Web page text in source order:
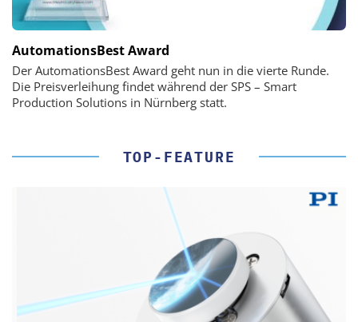
AutomationsBest Award
Der AutomationsBest Award geht nun in die vierte Runde.
Die Preisverleihung findet während der SPS – Smart
Production Solutions in Nürnberg statt.
TOP-FEATURE